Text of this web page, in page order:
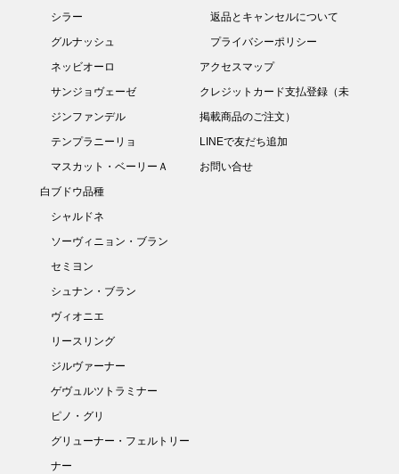
シラー
グルナッシュ
ネッビオーロ
サンジョヴェーゼ
ジンファンデル
テンプラニーリョ
マスカット・ベーリーＡ
白ブドウ品種
シャルドネ
ソーヴィニョン・ブラン
セミヨン
シュナン・ブラン
ヴィオニエ
リースリング
ジルヴァーナー
ゲヴュルツトラミナー
ピノ・グリ
グリューナー・フェルトリー
ナー
返品とキャンセルについて
プライバシーポリシー
アクセスマップ
クレジットカード支払登録（未
掲載商品のご注文）
LINEで友だち追加
お問い合せ